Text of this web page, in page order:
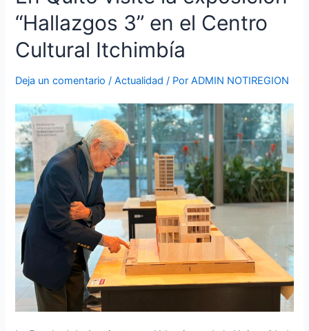
“Hallazgos 3” en el Centro
Cultural Itchimbía
Deja un comentario /Actualidad / PorADMIN NOTIREGION
Quito
visite
exposición
3”
en
el
Centro
Cultural
Itchimbía